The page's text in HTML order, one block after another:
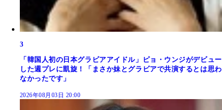
3
「韓国人初の日本グラビアアイドル」ピョ・ウンジがデビュー
した週プレに凱旋！「まさか妹とグラビアで共演するとは思わ
なかったです」
2026年08月03日 20:00